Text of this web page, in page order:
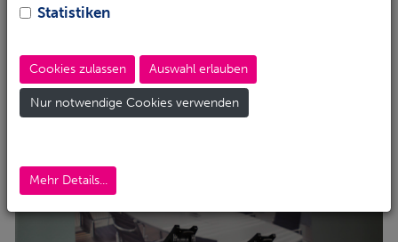
Statistiken
Cookies zulassen Auswahl erlauben
Nur notwendige Cookies verwenden
Mehr Details...